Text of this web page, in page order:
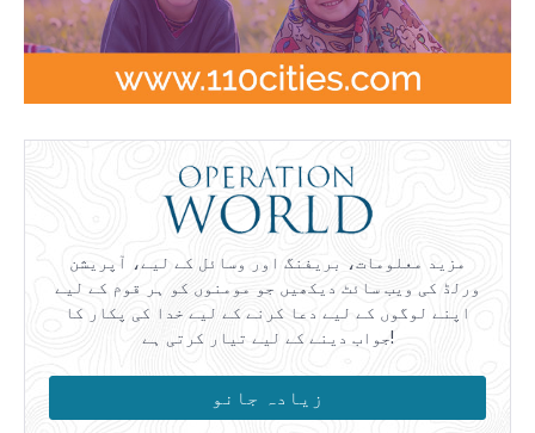
مزید معلومات، بریفنگ اور وسائل کے لیے، آپریشن
ورلڈ کی ویب سائٹ دیکھیں جو مومنوں کو ہر قوم کے لیے
اپنے لوگوں کے لیے دعا کرنے کے لیے خدا کی پکار کا
جواب دینے کے لیے تیار کرتی ہے!
زیادہ جانو